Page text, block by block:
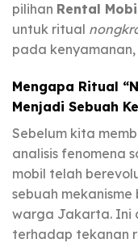
pilihan Rental
untuk ritual
pada
Mengapa Ritual
Menjadi Sebuah
Sebelum kita
analisis fenomena
mobil telah
sebuah
warga Jakarta. Ini
terhadap tekanan